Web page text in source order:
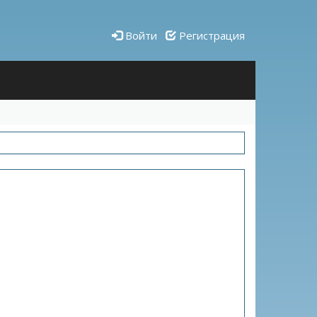
Войти Регистрация